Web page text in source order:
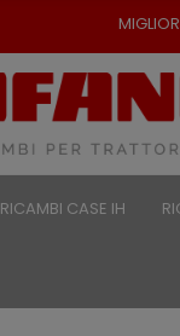
MIGLIORI PREZZI
RICAMBI CASE IH